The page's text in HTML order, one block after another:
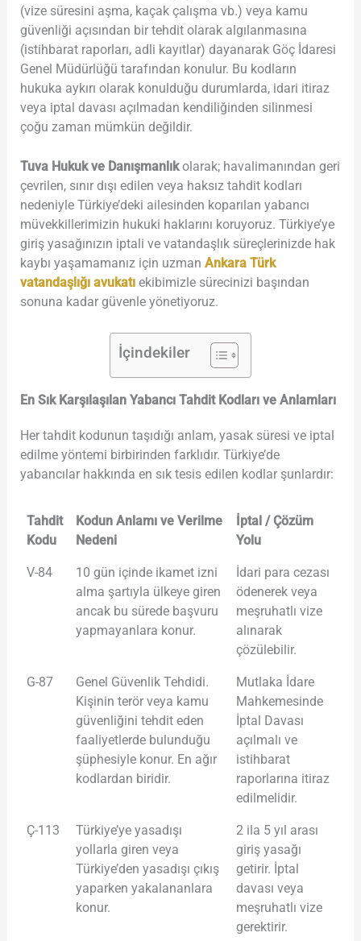
(vize süresini aşma, kaçak çalışma vb.) veya kamu
güvenliği açısından bir tehdit olarak algılanmasına
(istihbarat raporları, adli kayıtlar) dayanarak Göç İdaresi
Genel Müdürlüğü tarafından konulur. Bu kodların
hukuka aykırı olarak konulduğu durumlarda, idari itiraz
veya iptal davası açılmadan kendiliğinden silinmesi
çoğu zaman mümkün değildir.
Tuva Hukuk ve Danışmanlıkolarak; havalimanından geri
çevrilen, sınır dışı edilen veya haksız tahdit kodları
nedeniyle Türkiye’deki ailesinden koparılan yabancı
müvekkillerimizin hukuki haklarını koruyoruz. Türkiye’ye
giriş yasağınızın iptali ve vatandaşlık süreçlerinizde hak
kaybı yaşamamanız için uzman Ankara Türk
vatandaşlığı avukatıekibimizle sürecinizi başından
sonuna kadar güvenle yönetiyoruz.
İçindekiler
En Sık Karşılaşılan Yabancı Tahdit Kodları ve Anlamları
Her tahdit kodunun taşıdığı anlam, yasak süresi ve iptal
edilme yöntemi birbirinden farklıdır. Türkiye’de
yabancılar hakkında en sık tesis edilen kodlar şunlardır:
Tahdit
Kodu
Kodun Anlamı ve Verilme
Nedeni
İptal / Çözüm
Yolu
V-84
10 gün içinde ikamet izni
alma şartıyla ülkeye giren
ancak bu sürede başvuru
yapmayanlara konur.
İdari para cezası
ödenerek veya
meşruhatlı vize
alınarak
çözülebilir.
G-87
Genel Güvenlik Tehdidi.
Kişinin terör veya kamu
güvenliğini tehdit eden
faaliyetlerde bulunduğu
şüphesiyle konur. En ağır
kodlardan biridir.
Mutlaka İdare
Mahkemesinde
İptal Davası
açılmalı ve
istihbarat
raporlarına itiraz
edilmelidir.
Ç-113
Türkiye’ye yasadışı
yollarla giren veya
Türkiye’den yasadışı çıkış
yaparken yakalananlara
konur.
2 ila 5 yıl arası
giriş yasağı
getirir. İptal
davası veya
meşruhatlı vize
gerektirir.